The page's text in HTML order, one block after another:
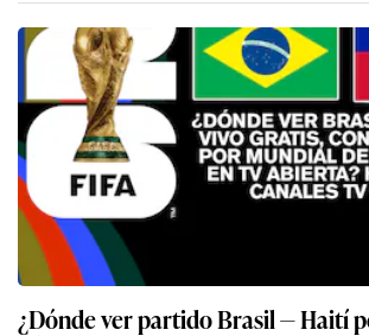
¿Dónde ver partido Brasil — Haití